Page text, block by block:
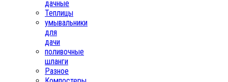
дачные
Теплицы
умывальники
для
дачи
поливочные
шланги
Разное